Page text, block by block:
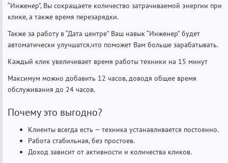
“Инженер”, Вы сокращаете количество затрачиваемой энергии при
клике, а также время перезарядки.
Также за работу в “Дата центре” Ваш навык “Инженер” будет
автоматически улучшатся,что поможет Вам больше зарабатывать.
Каждый клик увеличивает время работы техники на 15 минут
Максимум можно добавить 12 часов, доводя общее время
обслуживания до 24 часов.
Почему это выгодно?
Клиенты всегда есть — техника устанавливается постоянно.
Работа стабильная, без простоев.
Доход зависит от активности и количества кликов.